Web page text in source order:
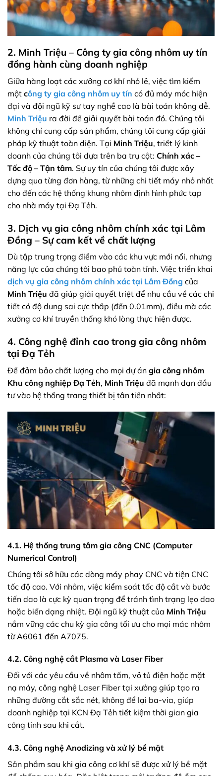
2. Minh Triệu – Công ty gia công nhôm uy tín
đồng hành cùng doanh nghiệp
Giữa hàng loạt các xưởng cơ khí nhỏ lẻ, việc tìm kiếm
một công ty gia công nhôm uy tín có đủ máy móc hiện
đại và đội ngũ kỹ sư tay nghề cao là bài toán không dễ.
Minh Triệu ra đời để giải quyết bài toán đó. Chúng tôi
không chỉ cung cấp sản phẩm, chúng tôi cung cấp giải
pháp kỹ thuật toàn diện. Tại Minh Triệu, triết lý kinh
doanh của chúng tôi dựa trên ba trụ cột: Chính xác –
Tốc độ – Tận tâm. Sự uy tín của chúng tôi được xây
dựng qua từng đơn hàng, từ những chi tiết máy nhỏ nhất
cho đến các hệ thống khung nhôm định hình phức tạp
cho nhà máy tại Đạ Tẻh.
3. Dịch vụ gia công nhôm chính xác tại Lâm
Đồng – Sự cam kết về chất lượng
Dù tập trung trọng điểm vào các khu vực mới nổi, nhưng
năng lực của chúng tôi bao phủ toàn tỉnh. Việc triển khai
dịch vụ gia công nhôm chính xác tại Lâm Đồng của
Minh Triệu đã giúp giải quyết triệt để nhu cầu về các chi
tiết có độ dung sai cực thấp (đến 0.01mm), điều mà các
xưởng cơ khí truyền thống khó lòng thực hiện được.
4. Công nghệ đỉnh cao trong gia công nhôm
tại Đạ Tẻh
Để đảm bảo chất lượng cho mọi dự án gia công nhôm
Khu công nghiệp Đạ Tẻh, Minh Triệu đã mạnh dạn đầu
tư vào hệ thống trang thiết bị tân tiến nhất:
4.1. Hệ thống trung tâm gia công CNC (Computer
Numerical Control)
Chúng tôi sở hữu các dòng máy phay CNC và tiện CNC
tốc độ cao. Với nhôm, việc kiểm soát tốc độ cắt và bước
tiến dao là cực kỳ quan trọng để tránh tình trạng lẹo dao
hoặc biến dạng nhiệt. Đội ngũ kỹ thuật của Minh Triệu
nắm vững các chu kỳ gia công tối ưu cho mọi mác nhôm
từ A6061 đến A7075.
4.2. Công nghệ cắt Plasma và Laser Fiber
Đối với các yêu cầu về nhôm tấm, vỏ tủ điện hoặc mặt
nạ máy, công nghệ Laser Fiber tại xưởng giúp tạo ra
những đường cắt sắc nét, không để lại ba-via, giúp
doanh nghiệp tại KCN Đạ Tẻh tiết kiệm thời gian gia
công tinh sau khi cắt.
4.3. Công nghệ Anodizing và xử lý bề mặt
Sản phẩm sau khi gia công cơ khí sẽ được xử lý bề mặt